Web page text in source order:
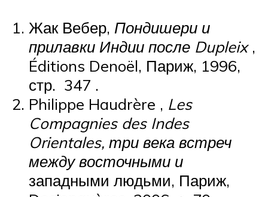
Жак Вебер, Пондишери и
прилавки Индии после Dupleix,
Éditions Denoël, Париж, 1996,
стр. 347 .
Philippe Haudrère , Les
Compagnies des Indes
Orientales, три века встреч
между восточными и
западными людьми, Париж,